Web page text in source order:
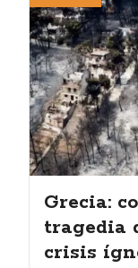
Grecia:
tragedia
crisis